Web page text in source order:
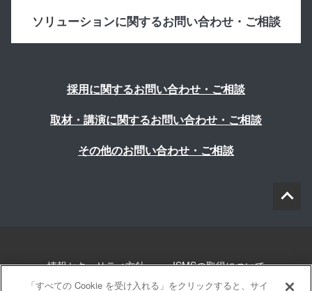
ソリューションに関するお問い合わせ・ご相談
採用に関するお問い合わせ・ご相談
取材・講演に関するお問い合わせ・ご相談
その他のお問い合わせ・ご相談
情報セキュリティ方針 ISMSの取得について
「すべての Cookie を受け入れる」をクリックすると、サイ